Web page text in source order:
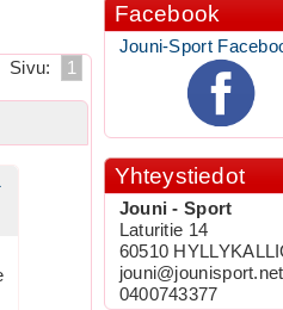
Sivu: 1
Facebook
Jouni-Sport
Yhteystiedot
Jouni - Sport
Laturitie 14
60510
jouni@jounisport.net
0400743377